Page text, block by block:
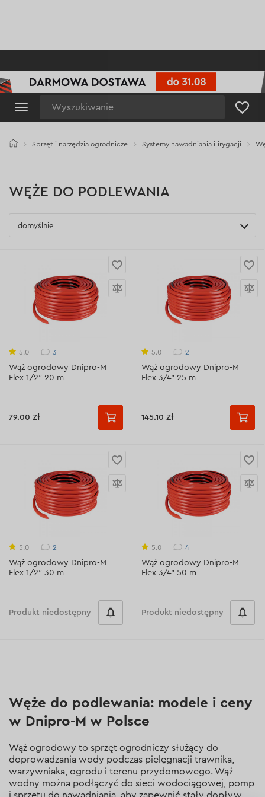
Sprzęt i narzędzia ogrodnicze Systemy nawadniania i irygacji
WĘŻE DO PODLEWANIA
domyślnie
5.0 3
Wąż ogrodowy Dnipro-M
Flex 1/2" 20 m
79.00 Zł
5.0 2
Wąż ogrodowy Dnipro-M
Flex 3/4" 25 m
145.10 Zł
5.0 2
Wąż ogrodowy Dnipro-M
Flex 1/2" 30 m
Produkt niedostępny
5.0 4
Wąż ogrodowy Dnipro-M
Flex 3/4" 50 m
Produkt niedostępny
Węże do podlewania: modele i ceny
w Dnipro-M w Polsce
Wąż ogrodowy to sprzęt ogrodniczy służący do
doprowadzania wody podczas pielęgnacji trawnika,
warzywniaka, ogrodu i terenu przydomowego. Wąż
wodny można podłączyć do sieci wodociągowej, pomp